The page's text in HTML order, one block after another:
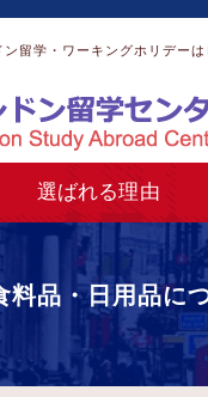
留学・ワーキングホリデー
選ばれる理由
料品・日用品に